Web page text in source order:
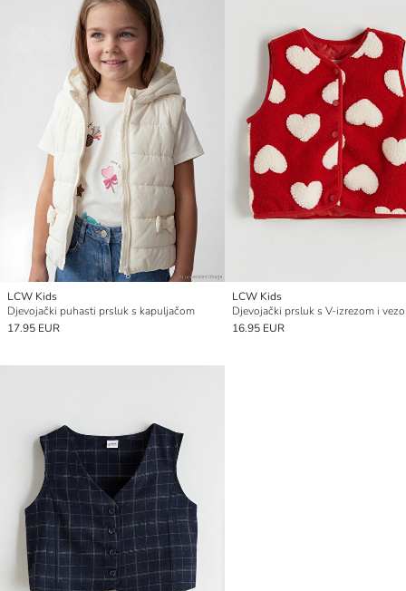
LCW Kids
Djevojački puhasti prsluk s kapuljačom
17.95 EUR
LCW Kids
Djevojački prsluk s V-izrezom i
16.95 EUR